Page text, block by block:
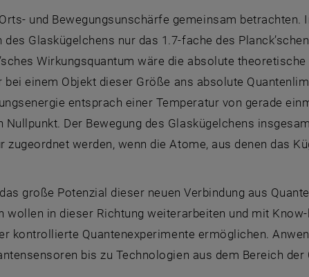
und Bewegungsunschärfe gemeinsam betrachten.
Glaskügelchens nur das 1.7-fache des
Wirkungsquantum wäre die absolute
bei einem Objekt dieser Größe ans absolute
entsprach einer Temperatur von gerade
Nullpunkt. Der Bewegung des Glaskügelchens
zugeordnet werden, wenn die Atome, aus denen das
große Potenzial dieser neuen Verbindung aus
wollen in dieser Richtung weiterarbeiten und mit
kontrollierte Quantenexperimente ermöglichen.
bis zu Technologien aus dem Bereich der